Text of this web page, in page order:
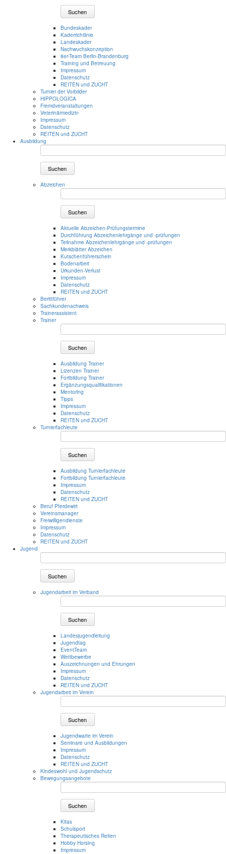
Suchen
Bundeskader
Kaderrichtlinie
Landeskader
Nachwuchskonzeption
8er-Team Berlin-Brandenburg
Training und Betreuung
Impressum
Datenschutz
REITEN und ZUCHT
Turnier der Vorbilder
HIPPOLOGICA
Fremdveranstaltungen
Veterinärmedizin
Impressum
Datenschutz
REITEN und ZUCHT
Ausbildung
Suchen
Abzeichen
Suchen
Aktuelle Abzeichen-Prüfungstermine
Durchführung Abzeichenlehrgänge und -prüfungen
Teilnahme Abzeichenlehrgänge und -prüfungen
Merkblätter Abzeichen
Kutschenführerschein
Bodenarbeit
Urkunden-Verlust
Impressum
Datenschutz
REITEN und ZUCHT
Berittführer
Sachkundenachweis
Trainerassistent
Trainer
Suchen
Ausbildung Trainer
Lizenzen Trainer
Fortbildung Trainer
Ergänzungsqualifikationen
Mentoring
Tipps
Impressum
Datenschutz
REITEN und ZUCHT
Turnierfachleute
Suchen
Ausbildung Turnierfachleute
Fortbildung Turnierfachleute
Impressum
Datenschutz
REITEN und ZUCHT
Beruf Pferdewirt
Vereinsmanager
Freiwilligendienste
Impressum
Datenschutz
REITEN und ZUCHT
Jugend
Suchen
Jugendarbeit im Verband
Suchen
Landesjugendleitung
Jugendtag
EventTeam
Wettbewerbe
Auszeichnungen und Ehrungen
Impressum
Datenschutz
REITEN und ZUCHT
Jugendarbeit im Verein
Suchen
Jugendwarte im Verein
Seminare und Ausbildungen
Impressum
Datenschutz
REITEN und ZUCHT
Kindeswohl und Jugendschutz
Bewegungsangebote
Suchen
Kitas
Schulsport
Therapeutisches Reiten
Hobby Horsing
Impressum